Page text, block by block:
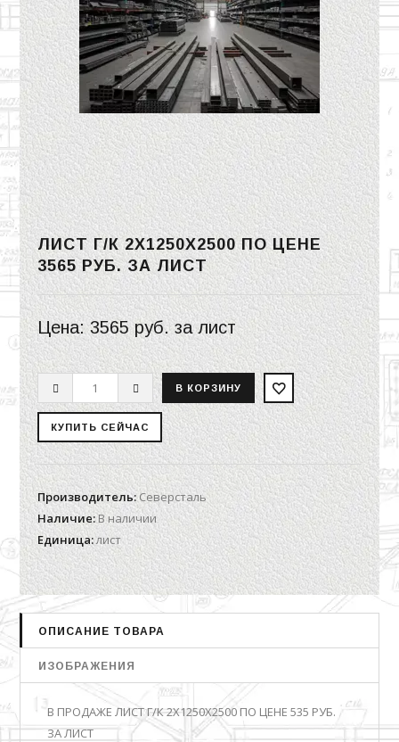
ЛИСТ Г/К 2Х1250Х2500 ПО ЦЕНЕ
3565 РУБ.ЗА ЛИСТ
Цена:3565 руб.за лист
Производитель:Северсталь
Наличие:В наличии
Единица:лист
ОПИСАНИЕ ТОВАРА
ИЗОБРАЖЕНИЯ
В ПРОДАЖЕ ЛИСТ Г/К 2Х1250Х2500 ПО ЦЕНЕ 535 РУБ.
ЗА ЛИСТ